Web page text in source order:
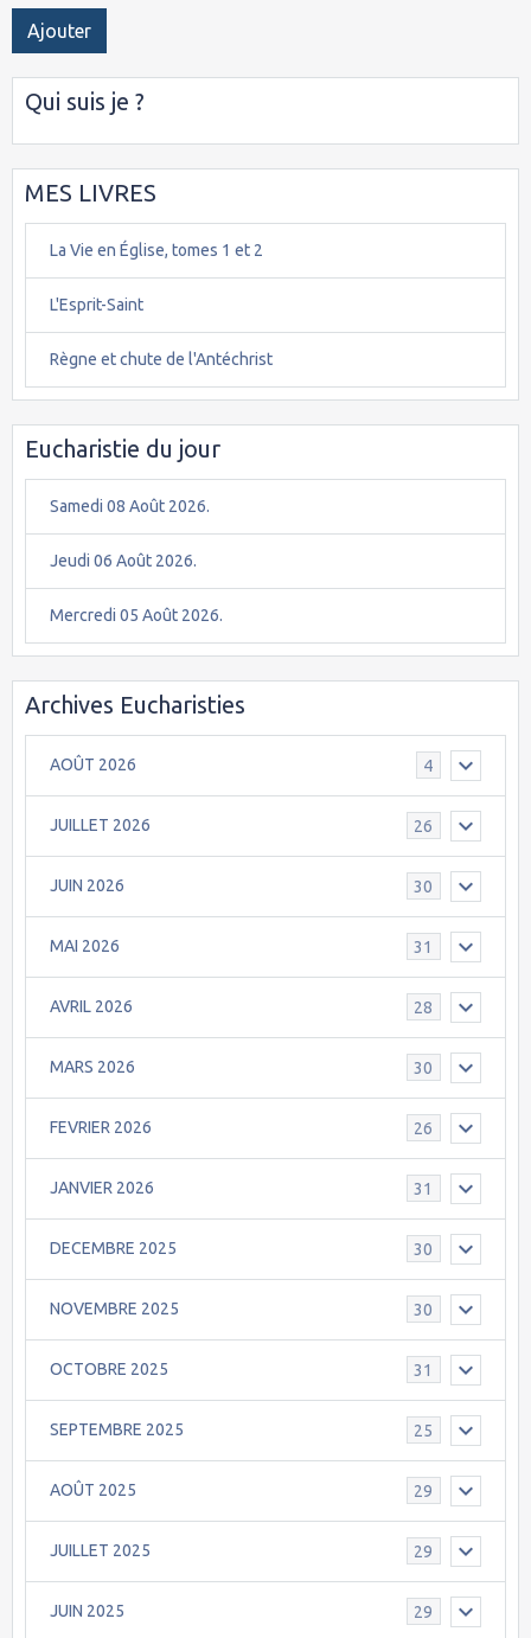
Ajouter
Qui suis je ?
MES LIVRES
La Vie en Église, tomes 1 et 2
L'Esprit-Saint
Règne et chute de l'Antéchrist
Eucharistie du jour
Samedi 08 Août 2026.
Jeudi 06 Août 2026.
Mercredi 05 Août 2026.
Archives Eucharisties
AOÛT 2026 4
JUILLET 2026 26
JUIN 2026 30
MAI 2026 31
AVRIL 2026 28
MARS 2026 30
FEVRIER 2026 26
JANVIER 2026 31
DECEMBRE 2025 30
NOVEMBRE 2025 30
OCTOBRE 2025 31
SEPTEMBRE 2025 25
AOÛT 2025 29
JUILLET 2025 29
JUIN 2025 29